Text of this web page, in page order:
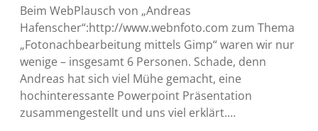
Beim WebPlausch von „Andreas
Hafenscher“:http://www.webnfoto.com zum Thema
„Fotonachbearbeitung mittels Gimp“ waren wir nur
wenige – insgesamt 6 Personen. Schade, denn
Andreas hat sich viel Mühe gemacht, eine
hochinteressante Powerpoint Präsentation
zusammengestellt und uns viel erklärt.…